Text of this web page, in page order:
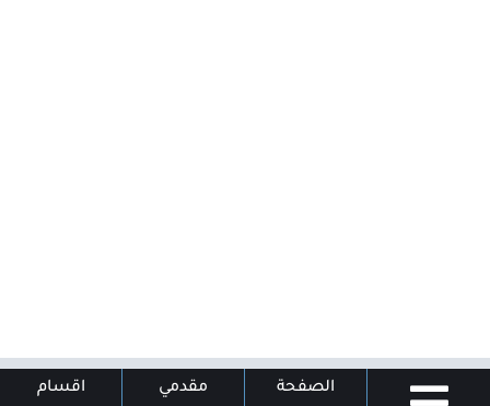
الصفحة
مقدمي
اقسام